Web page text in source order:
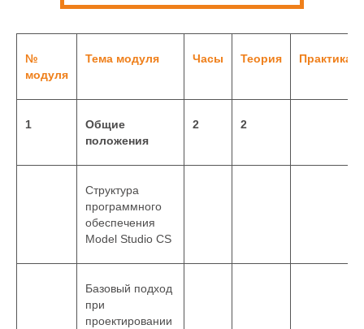
№
модуля
Тема модуля Часы Теория Практика
1
Общие
положения
2 2
Структура
программного
обеспечения
Model Studio CS
Базовый подход
при
проектировании